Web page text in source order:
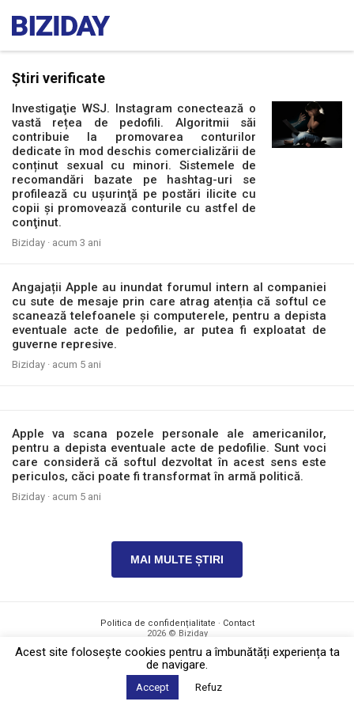
Știri verificate
Investigaţie WSJ. Instagram conectează o
vastă rețea de pedofili. Algoritmii săi
contribuie la promovarea conturilor
dedicate în mod deschis comercializării de
conținut sexual cu minori. Sistemele de
recomandări bazate pe hashtag-uri se
profilează cu uşurinţă pe postări ilicite cu
copii şi promovează conturile cu astfel de
conţinut.
Biziday · acum 3 ani
Angajații Apple au inundat forumul intern al companiei
cu sute de mesaje prin care atrag atenția că softul ce
scanează telefoanele și computerele, pentru a depista
eventuale acte de pedofilie, ar putea fi exploatat de
guverne represive.
Biziday · acum 5 ani
Apple va scana pozele personale ale americanilor,
pentru a depista eventuale acte de pedofilie. Sunt voci
care consideră că softul dezvoltat în acest sens este
periculos, căci poate fi transformat în armă politică.
Biziday · acum 5 ani
MAI MULTE ȘTIRI
Politica de confidențialitate · Contact
2026 © Biziday
Acest site foloseşte cookies pentru a îmbunătăți experiența ta
de navigare.
Accept Refuz